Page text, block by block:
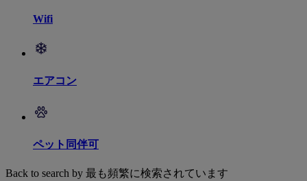
Wifi
エアコン
ペット同伴可
Back to search by 最も頻繁に検索されています